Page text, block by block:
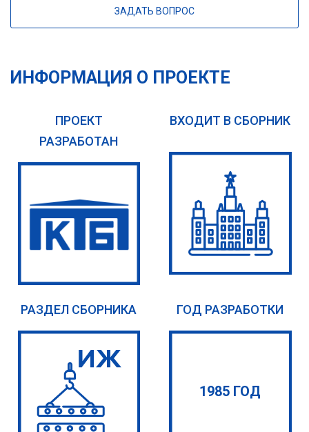
ЗАДАТЬ ВОПРОС
ИНФОРМАЦИЯ О ПРОЕКТЕ
ПРОЕКТ
РАЗРАБОТАН
ВХОДИТ В СБОРНИК
РАЗДЕЛ СБОРНИКА ГОД РАЗРАБОТКИ
1985 ГОД